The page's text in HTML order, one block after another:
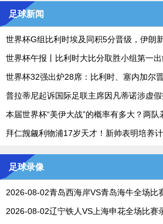
足球新闻
世界杯G组比利时埃及同积5分晋级，伊朗
世界杯午报丨比利时大比分取胜小组第一
世界杯32强出炉28席：比利时、塞内加尔
普拉蒂尼起诉国际足联主席因凡蒂诺涉虚
拜仁觊觎利物浦17岁天才！新帅表明培养
足球录像
2026-08-02青岛西海岸VS青岛海牛全场比
2026-08-02辽宁铁人VS上海申花全场比赛